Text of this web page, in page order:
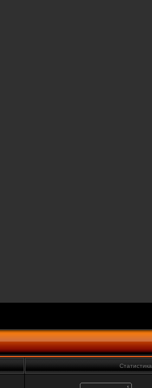
Статистика